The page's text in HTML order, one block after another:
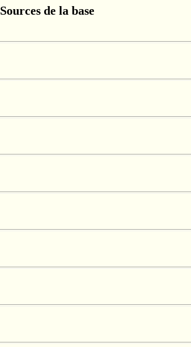
Sources de la base